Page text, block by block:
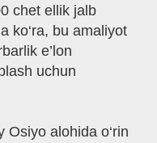
chet ellik jalb
ko‘ra, bu amaliyot
e’lon
uchun
Osiyo alohida o‘rin